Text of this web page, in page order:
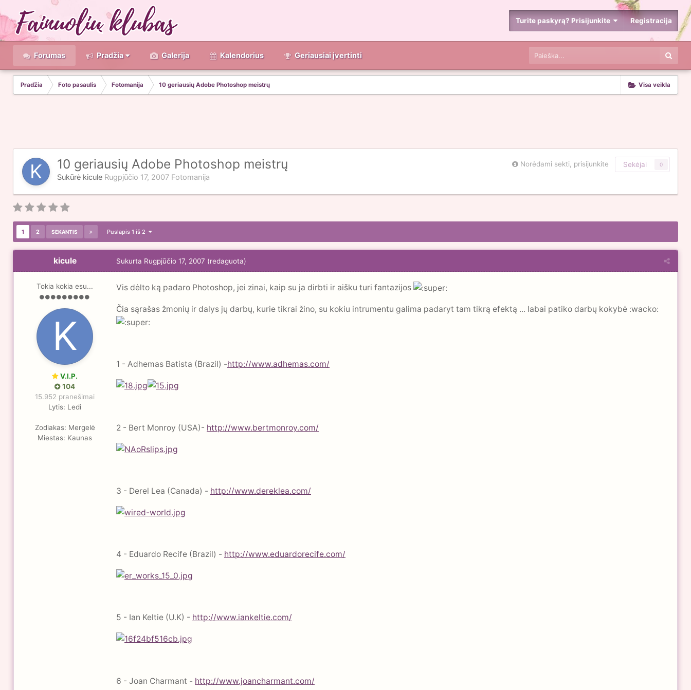
Turite paskyrą? Prisijunkite Registracija
Forumas Pradžia Galerija Kalendorius Geriausiai įvertinti
Visa veikla
Pradžia Foto pasaulis Fotomanija 10 geriausių Adobe Photoshop meistrų
Norėdami sekti, prisijunkite Sekėjai 0
10 geriausių Adobe Photoshop meistrų
Sukūrė kicule Rugpjūčio 17, 2007 Fotomanija
1 2 SEKANTIS Puslapis 1 iš 2
kicule
Tokia kokia esu...
V.I.P.
104
15.952 pranešimai
Lytis: Ledi
Zodiakas: Mergelė
Miestas: Kaunas
Sukurta Rugpjūčio 17, 2007 (redaguota)
Vis dėlto ką padaro Photoshop, jei zinai, kaip su ja dirbti ir aišku turi fantazijos
Čia sąrašas žmonių ir dalys jų darbų, kurie tikrai žino, su kokiu intrumentu galima padaryt tam tikrą efektą ... labai patiko darbų kokybė :wacko:
1 - Adhemas Batista (Brazil) -http://www.adhemas.com/
2 - Bert Monroy (USA)- http://www.bertmonroy.com/
3 - Derel Lea (Canada) - http://www.dereklea.com/
4 - Eduardo Recife (Brazil) - http://www.eduardorecife.com/
5 - Ian Keltie (U.K) - http://www.iankeltie.com/
6 - Joan Charmant - http://www.joancharmant.com/